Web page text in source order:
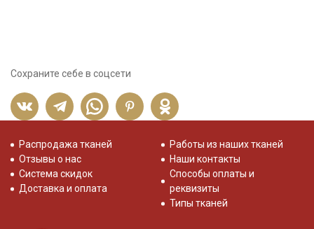
Сохраните себе в соцсети
Распродажа тканей
Отзывы о нас
Система скидок
Доставка и оплата
Работы из наших тканей
Наши контакты
Способы оплаты и
реквизиты
Типы тканей